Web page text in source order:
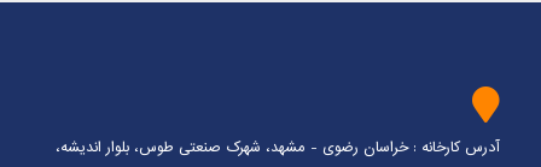
آدرس کارخانه : خراسان رضوی - مشهد، شهرک صنعتی طوس، بلوار اندیشه،